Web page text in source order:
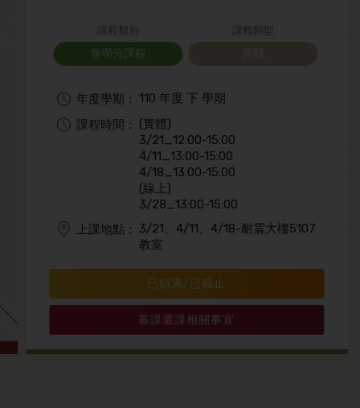
課程類別
無學分課程
課程類型
年度學期：
110 年度 下 學期
課程時間：
(實體)
3/21_12:00-15:00
4/11_13:00-15:00
4/18_13:00-15:00
(線上)
3/28_13:00-15:00
上課地點：
3/21、4/11、4/18-耐震大樓5107
教室
已額滿/已截止
募課選課相關事宜